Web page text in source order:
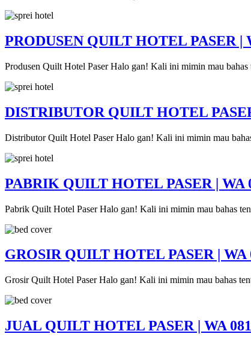
PRODUSEN QUILT HOTEL PASER |
Produsen Quilt Hotel Paser Halo gan! Kali ini mimin mau
DISTRIBUTOR QUILT HOTEL
Distributor Quilt Hotel Paser Halo gan! Kali ini mimin mau
PABRIK QUILT HOTEL PASER | WA
Pabrik Quilt Hotel Paser Halo gan! Kali ini mimin mau bahas
GROSIR QUILT HOTEL PASER | WA
Grosir Quilt Hotel Paser Halo gan! Kali ini mimin mau bahas
JUAL QUILT HOTEL PASER | WA